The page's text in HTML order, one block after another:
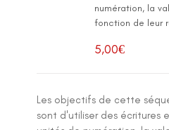
numération, la
fonction de leur
5,00€
Les objectifs de cette
sont d'utiliser des écritures